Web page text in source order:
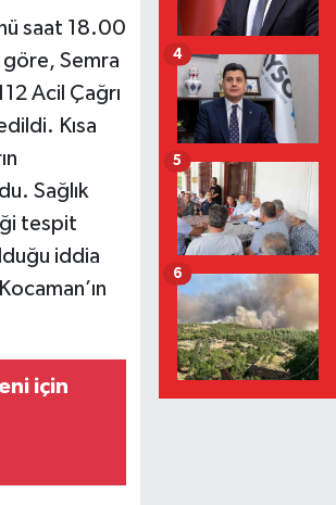
saat 18.00
göre, Semra
Acil Çağrı
Kısa
Sağlık
tespit
iddia
için
4
5
6